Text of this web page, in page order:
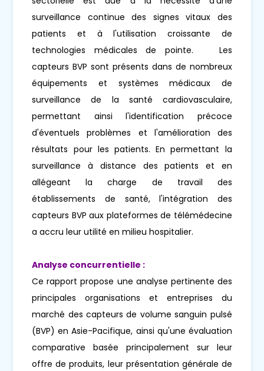
surveillance continue des signes vitaux des
patients et à l'utilisation croissante de
technologies médicales de pointe. Les
capteurs BVP sont présents dans de nombreux
équipements et systèmes médicaux de
surveillance de la santé cardiovasculaire,
permettant ainsi l'identification précoce
d'éventuels problèmes et l'amélioration des
résultats pour les patients. En permettant la
surveillance à distance des patients et en
allégeant la charge de travail des
établissements de santé, l'intégration des
capteurs BVP aux plateformes de télémédecine
a accru leur utilité en milieu hospitalier.
Analyse concurrentielle :
Ce rapport propose une analyse pertinente des
principales organisations et entreprises du
marché des capteurs de volume sanguin pulsé
(BVP) en Asie-Pacifique, ainsi qu'une évaluation
comparative basée principalement sur leur
offre de produits, leur présentation générale de